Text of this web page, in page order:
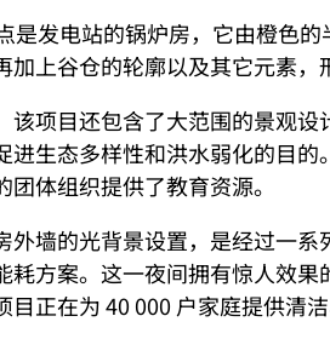
发电站的锅炉房，它由橙色
上谷仓的轮廓以及其它元素
项目还包含了大范围的景观
生态多样性和洪水弱化的目
体组织提供了教育资源。
墙的光背景设置，是经过一
方案。这一夜间拥有惊人效
正在为 40 000 户家庭提供清